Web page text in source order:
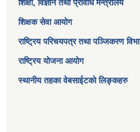
शिक्षा, विज्ञान तथा प्रविधि मन्त्रालय
शिक्षक सेवा आयोग
राष्ट्रिय परिचयपत्र तथा पञ्जिकरण
राष्ट्रिय योजना आयोग
स्थानीय तहका वेबसाईटको लिङ्कहरु